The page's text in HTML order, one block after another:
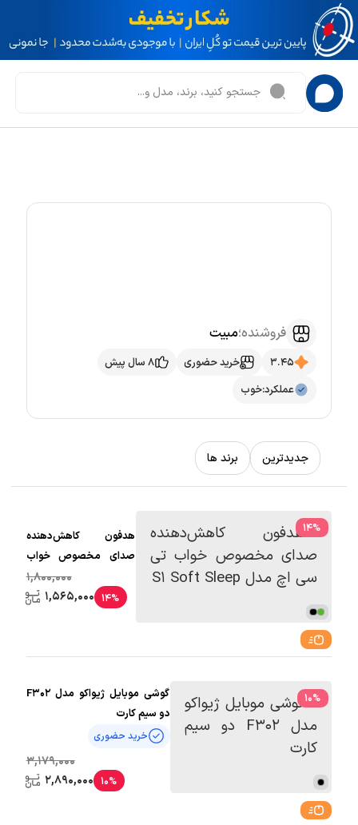
فروشنده؛مبیت
3.45 خرید حضوری
8 سال پیش
عملکرد:خوب
جدیدترین برند ها
%
14
هدفون کاهش‌دهنده
صدای مخصوص خواب
تی سی اچ مدل S1 Soft
Sleep
1,800,000
14%
1,565,000
%
10
گوشی موبایل ژیواکو مدل F302
دو سیم کارت
خرید حضوری
3,179,000
10%
2,890,000